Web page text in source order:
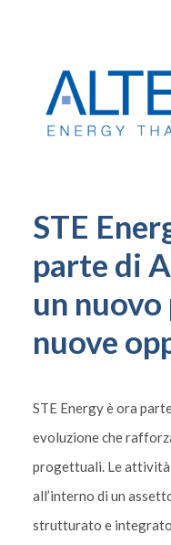
STE
parte di
un nuovo
nuove
STE Energy è ora
evoluzione che
progettuali. Le attività
all’interno di un
strutturato e